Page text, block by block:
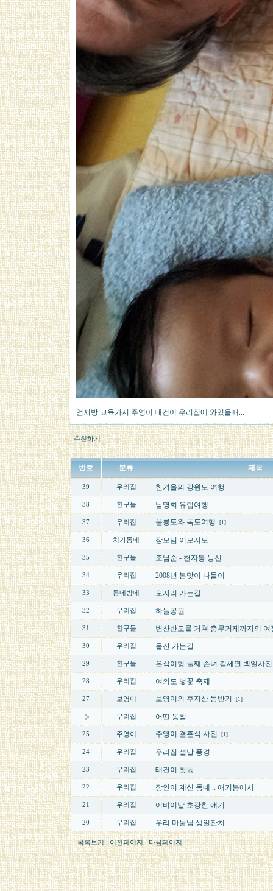
엄서방 교육가서 주영이 태건이 우리집에 와있을때...
추천하기
번호 분류 제목
39 우리집 한겨울의 강원도 여행
38 친구들 남명희 유럽여행
37 우리집 울릉도와 독도여행 [1]
36 처가동네 장모님 이모저모
35 친구들 조남순 - 천자봉 능선
34 우리집 2008년 봄맞이 나들이
33 동네방네 오지리 가는길
32 우리집 하늘공원
31 친구들 변산반도를 거쳐 충무거제까지의 여
30 우리집 울산 가는길
29 친구들 은식이형 둘째 손녀 김세연 백일사진
28 우리집 여의도 벛꽃 축제
27 보영이 보영이의 후지산 등반기 [1]
우리집 어떤 동침
25 주영이 주영이 결혼식 사진 [1]
24 우리집 우리집 설날 풍경
23 우리집 태건이 첫돐
22 우리집 장인이 계신 동네 .. 애기봉에서
21 우리집 어버이날 호강한 얘기
20 우리집 우리 마눌님 생일잔치
목록보기 이전페이지 다음페이지